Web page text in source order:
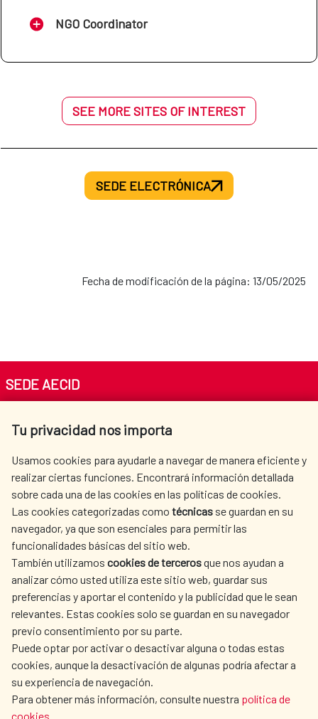
NGO Coordinator
SEE MORE SITES OF INTEREST
SEDE ELECTRÓNICA
Fecha de modificación de la página: 13/05/2025
Tu privacidad nos importa
Usamos cookies para ayudarle a navegar de manera eficiente y
realizar ciertas funciones. Encontrará información detallada
sobre cada una de las cookies en las políticas de cookies.
Las cookies categorizadas como técnicas se guardan en su
navegador, ya que son esenciales para permitir las
funcionalidades básicas del sitio web.
También utilizamos cookies de tercerosque nos ayudan a
analizar cómo usted utiliza este sitio web, guardar sus
preferencias y aportar el contenido y la publicidad que le sean
relevantes. Estas cookies solo se guardan en su navegador
previo consentimiento por su parte.
Puede optar por activar o desactivar alguna o todas estas
cookies, aunque la desactivación de algunas podría afectar a
su experiencia de navegación.
Para obtener más información, consulte nuestra política de
cookies
SEDE AECID
Tel. +34 900 20 30 54​​​​​​​
AECID
WHERE DO WE COOPERATE?
SPANISH HUMANITARIAN
ACTION
PRESS ROOM
CULTURE AND SCIENCE LIBRARY
OUR SOCIAL MEDIA